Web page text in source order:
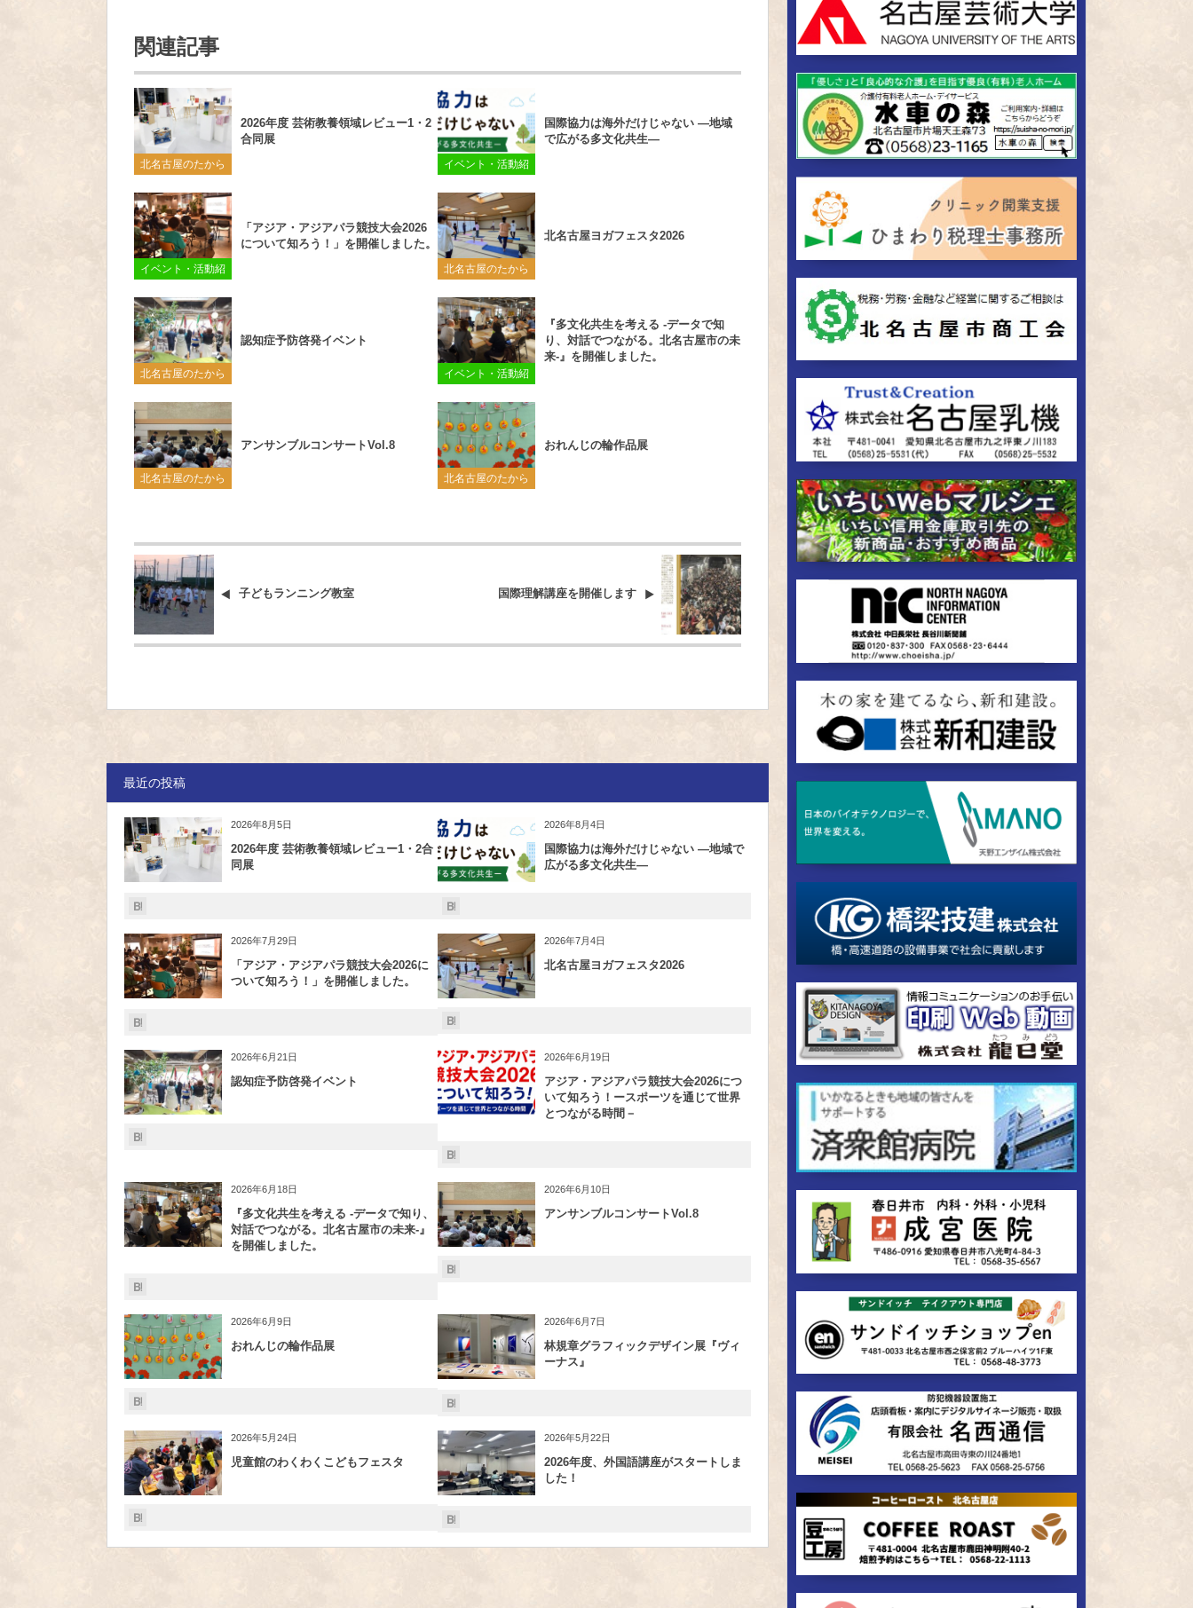
関連記事
北名古屋のたから
2026年度 芸術教養領域レビュー1・2
合同展
イベント・活動紹
国際協力は海外だけじゃない ―地域
で広がる多文化共生―
イベント・活動紹
「アジア・アジアパラ競技大会2026
について知ろう！」を開催しました。
北名古屋のたから
北名古屋ヨガフェスタ2026
北名古屋のたから
認知症予防啓発イベント
イベント・活動紹
『多文化共生を考える -データで知
り、対話でつながる。北名古屋市の未
来-』を開催しました。
北名古屋のたから
アンサンブルコンサートVol.8
北名古屋のたから
おれんじの輪作品展
子どもランニング教室 国際理解講座を開催します
最近の投稿
2026年8月5日
2026年度 芸術教養領域レビュー1・2合
同展
2026年8月4日
国際協力は海外だけじゃない ―地域で
広がる多文化共生―
2026年7月29日
「アジア・アジアパラ競技大会2026に
ついて知ろう！」を開催しました。
2026年7月4日
北名古屋ヨガフェスタ2026
2026年6月21日
認知症予防啓発イベント
2026年6月19日
アジア・アジアパラ競技大会2026につ
いて知ろう！ースポーツを通じて世界
とつながる時間－
2026年6月18日
『多文化共生を考える -データで知り、
対話でつながる。北名古屋市の未来-』
を開催しました。
2026年6月10日
アンサンブルコンサートVol.8
2026年6月9日
おれんじの輪作品展
2026年6月7日
林規章グラフィックデザイン展『ヴィ
ーナス』
2026年5月24日
児童館のわくわくこどもフェスタ
2026年5月22日
2026年度、外国語講座がスタートしま
した！